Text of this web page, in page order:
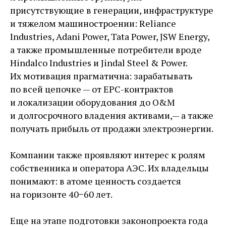
присутствующие в генерации, инфраструктуре
и тяжелом машиностроении: Reliance
Industries, Adani Power, Tata Power, JSW Energy,
а также промышленные потребители вроде
Hindalco Industries и Jindal Steel & Power.
Их мотивация прагматична: зарабатывать
по всей цепочке — ​от EPC-контрактов
и локализации оборудования до O&M
и долгосрочного владения активами, — ​а также
получать прибыль от продажи электроэнергии.
Компании также проявляют интерес к ролям
собственника и оператора АЭС. Их владельцы
понимают: в атоме ценность создается
на горизонте 40−60 лет.
Еще на этапе подготовки законопроекта года